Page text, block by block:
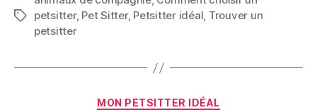
Étiquettes
petsitter, Pet Sitter, Petsitter idéal, Trouver un
petsitter
Catégories
MON PETSITTER IDÉAL